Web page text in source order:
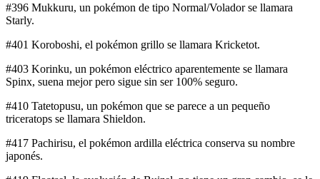
#396 Mukkuru, un pokémon de tipo Normal/Volador se llamara
Starly.
#401 Koroboshi, el pokémon grillo se llamara Kricketot.
#403 Korinku, un pokémon eléctrico aparentemente se llamara
Spinx, suena mejor pero sigue sin ser 100% seguro.
#410 Tatetopusu, un pokémon que se parece a un pequeño
triceratops se llamara Shieldon.
#417 Pachirisu, el pokémon ardilla eléctrica conserva su nombre
japonés.